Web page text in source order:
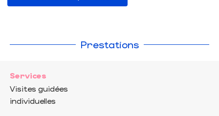
Prestations
Services
Visites guidées
individuelles